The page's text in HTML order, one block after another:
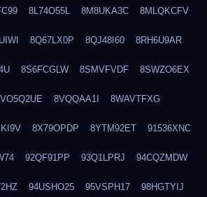
8L74O55L 8M8UKA3C 8MLQKCFV
8Q67LX0P 8QJ48I60 8RH6U9AR
8S6FCGLW 8SMVFVDF 8SWZO6EX
8VQQAA1I 8WAVTFXG
8X79OPDP 8YTM92ET 91536XNC
92QF91PP 93Q1LPRJ 94CQZMDW
94USHO25 95VSPH17 98HGTYIJ